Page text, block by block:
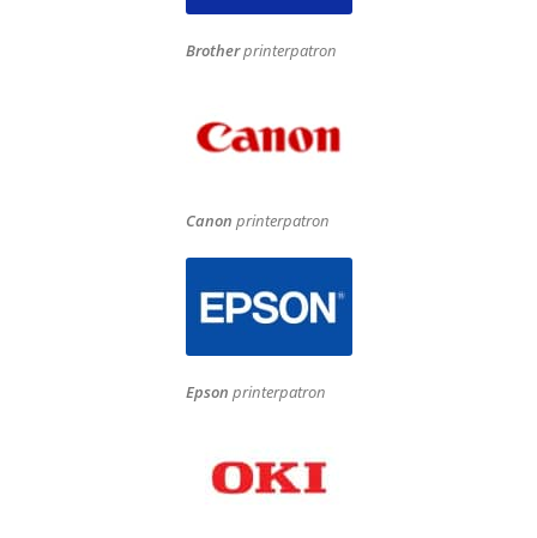
Brotherprinterpatron
Canon printerpatron
Epson printerpatron